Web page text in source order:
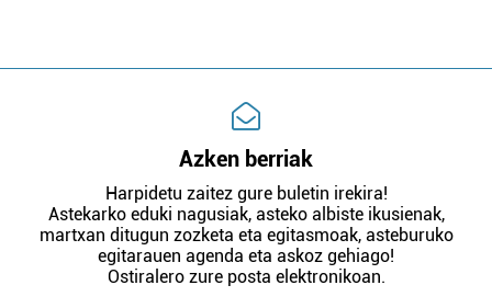
Azken berriak
Harpidetu zaitez gure buletin irekira!
Astekarko eduki nagusiak, asteko albiste ikusienak,
martxan ditugun zozketa eta egitasmoak, asteburuko
egitarauen agenda eta askoz gehiago!
Ostiralero zure posta elektronikoan.